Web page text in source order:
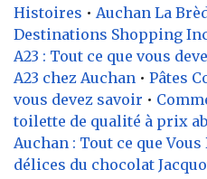
Histoires • Auchan La
Destinations Shopping
A23 : Tout ce que vous
A23 chez Auchan • Pâtes
vous devez savoir •
toilette de qualité à prix
Auchan : Tout ce que Vous
délices du chocolat